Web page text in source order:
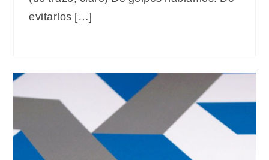
evitarlos […]